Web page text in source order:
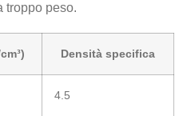
troppo peso.
Densità specifica
4.5